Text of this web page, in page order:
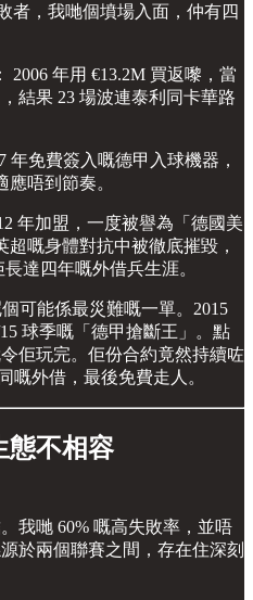
者，我哋個墳場入面，仲有四
2006 年用 €13.2M 買返嚟，當
結果 23 場波連泰利同卡華路
年免費簽入嘅德甲入球機器，
應唔到節奏。
年加盟，一度被譽為「德國美
超嘅身體對抗中被徹底摧毀，
達四年嘅外借兵生涯。
個可能係最災難嘅一單。2015
球季嘅「德甲搶斷王」。點
佢玩完。佢份合約竟然持續咗
嘅外借，最後免費走人。
態不相容
我哋 60% 嘅高失敗率，並唔
於兩個聯賽之間，存在住深刻